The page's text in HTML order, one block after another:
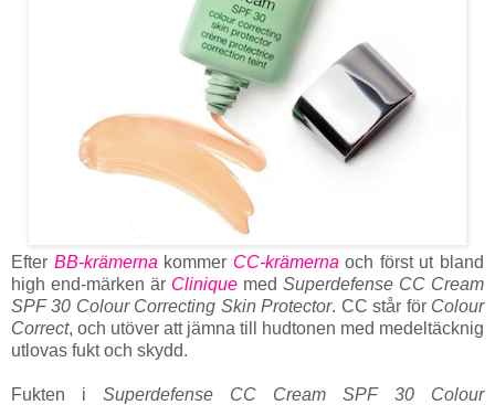
Efter BB-krämerna kommer CC-krämerna och först ut bland
high end-märken är Clinique med Superdefense CC Cream
SPF 30 Colour Correcting Skin Protector. CC står för Colour
Correct, och utöver att jämna till hudtonen med medeltäcknig
utlovas fukt och skydd.
Fukten i Superdefense CC Cream SPF 30 Colour